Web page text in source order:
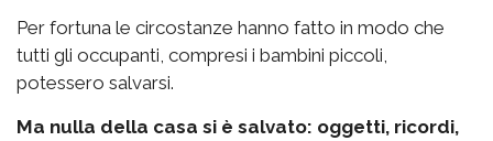
Per fortuna le circostanze hanno fatto in modo che
tutti gli occupanti, compresi i bambini piccoli,
potessero salvarsi.
Ma nulla della casa si è salvato: oggetti, ricordi,